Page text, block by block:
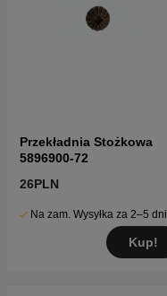
Przekładnia Stożkowa
5896900-72
26PLN
Na zam. Wysyłka za 2–5 dni
Kup!